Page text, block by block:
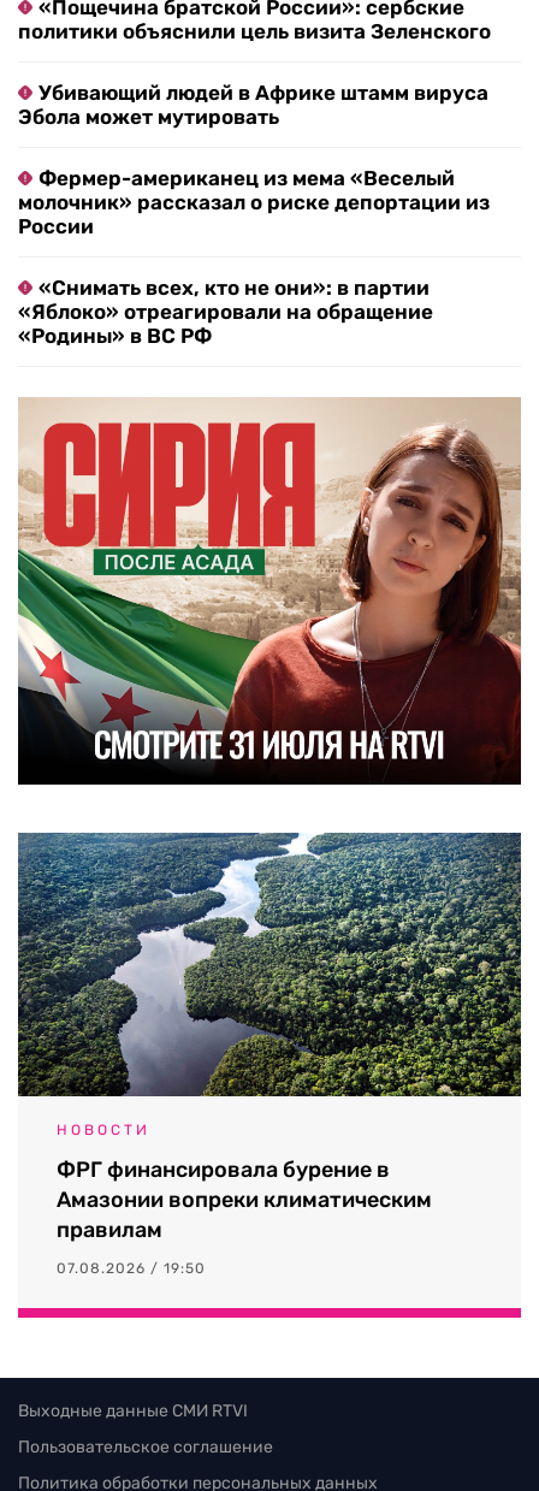
«Пощечина братской России»: сербские
политики объяснили цель визита Зеленского
Убивающий людей в Африке штамм вируса
Эбола может мутировать
Фермер-американец из мема «Веселый
молочник» рассказал о риске депортации из
России
«Снимать всех, кто не они»: в партии
«Яблоко» отреагировали на обращение
«Родины» в ВС РФ
НОВОСТИ
ФРГ финансировала бурение в
Амазонии вопреки климатическим
правилам
07.08.2026 / 19:50
Выходные данные СМИ RTVI
Пользовательское соглашение
Политика обработки персональных данных